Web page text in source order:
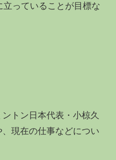
っていることが目標な
トン日本代表・小椋久
現在の仕事などについ